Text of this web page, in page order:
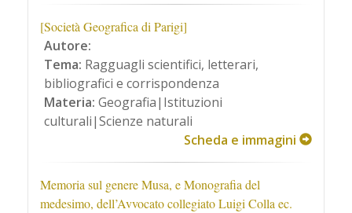
[Società Geografica di Parigi]
Autore:
Tema: Ragguagli scientifici, letterari,
bibliografici e corrispondenza
Materia: Geografia|Istituzioni
culturali|Scienze naturali
Scheda e immagini
Memoria sul genere Musa, e Monografia del
medesimo, dell’Avvocato collegiato Luigi Colla ec.